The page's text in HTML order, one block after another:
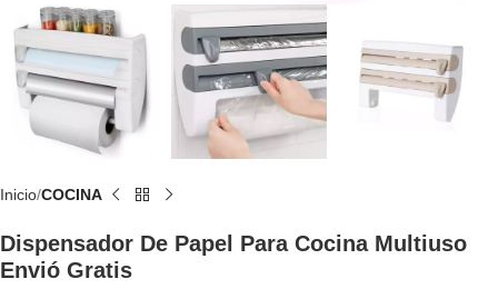
Inicio COCINA
Dispensador De Papel Para Cocina Multiuso
Envió Gratis